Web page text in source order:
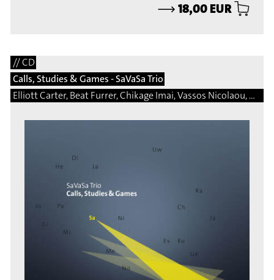
⟶18,00 EUR
// CD
Calls, Studies & Games - SaVaSa Trio
Elliott Carter, Beat Furrer, Chikage Imai, Vassos Nicolaou, Matej Bonin, Bernhard Gander, Manfred Trojahn, Vito Žuraj, Marcelo Perticone, Steingrimur Rohloff, Márton Illés, Natalio Sued, Damon Thomas Lee, Hermann Kretzschmar, Martin Matalon, Adalberto Vidal